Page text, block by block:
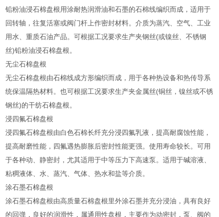
铅粉油浸石棉盘根用涂耐热润滑油和石墨的石棉线编织而成，适用于
回转轴，往复活塞或阀门杆上作密封材料。介质为蒸汽、空气、工业
用水、重质石油产品。可根据工况要求生产夹钢丝(或镍丝、不锈钢
丝)铅粉油浸石棉盘根。
无尘石棉盘根
无尘石棉盘根由石棉线成方形编织而成，用于各种热设备和热传导系
统保温隔热材料。也可根据工况要求生产夹金属丝(铜丝，镍丝或不锈
钢丝)的干纺石棉盘根。
浸四氟石棉盘根
浸四氟石棉盘根由白色石棉长纤充分浸四氟乳液，提高耐腐蚀性能，
提高耐磨性能，四氟遇热膨胀后密封性能更强。使用寿命较长。可用
于各种动、静密封，尤其适用于中等压力下高速泵。适用于碱溶液、
粘稠液体、水、蒸汽、气体、热水和盐等介质。
涂石墨石棉盘根
涂石墨石棉盘根由高质量石棉盘根里外涂石墨并充分浸油，具有良好
的回弹，良好的润滑性，属通用性盘根，主要作为动密封，泵、阀的